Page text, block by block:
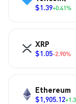
$1.39+0.41%
XRP
$1.05-2.90%
Ethereum
$1,905.12